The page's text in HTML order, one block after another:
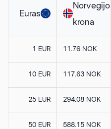
Euras
Norvegijos
krona
1 EUR 11.76 NOK
10 EUR 117.63 NOK
25 EUR 294.08 NOK
50 EUR 588.15 NOK